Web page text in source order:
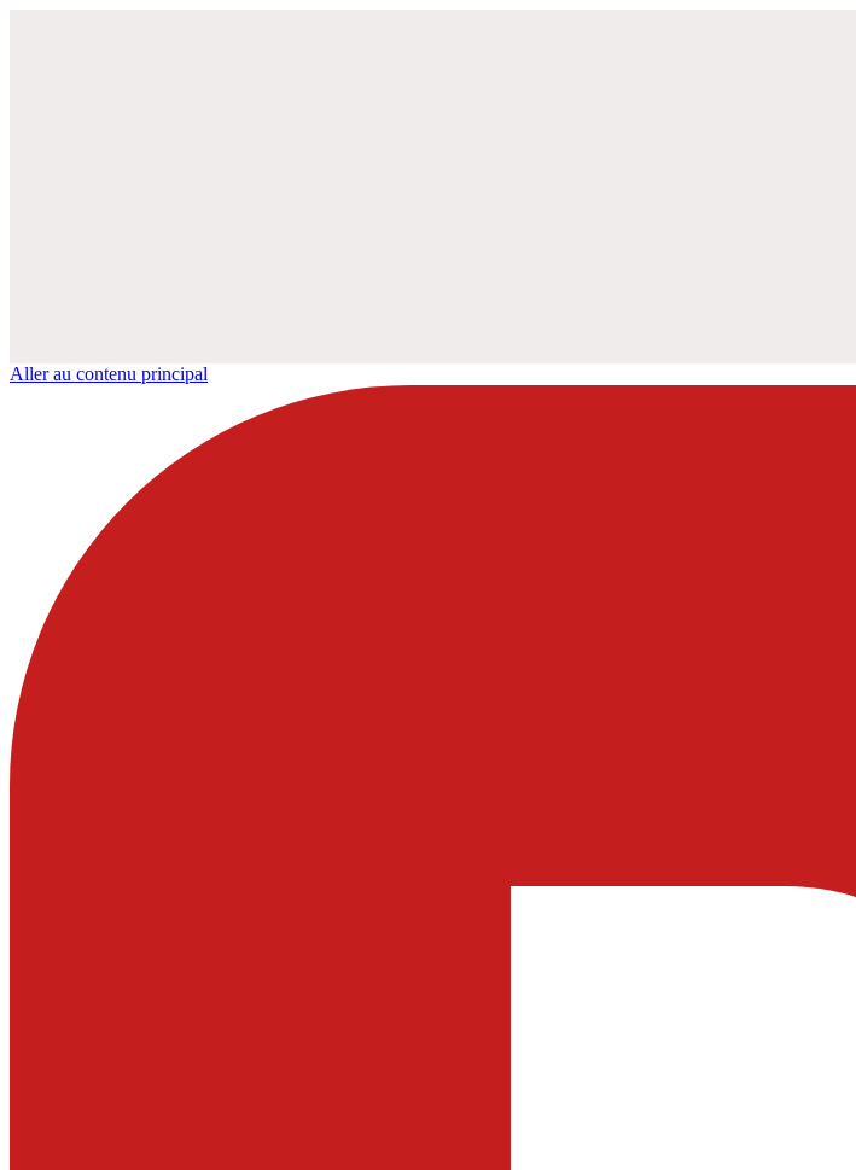
Aller au contenu principal